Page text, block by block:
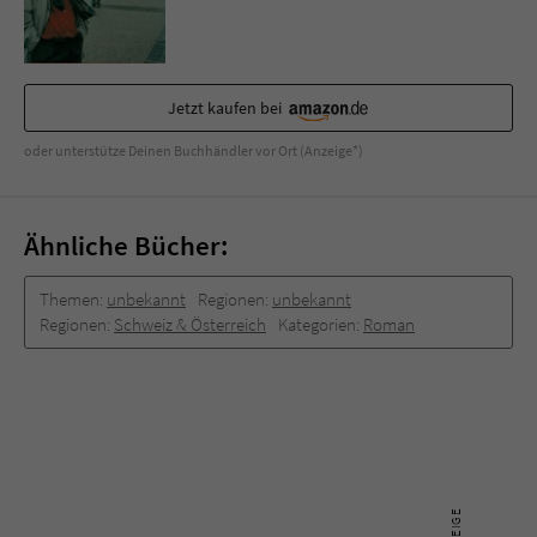
Jetzt kaufen bei
oder unterstütze Deinen Buchhändler vor Ort (Anzeige*)
Ähnliche Bücher:
Themen: unbekannt Regionen: unbekannt
Regionen: Schweiz & Österreich Kategorien: Roman